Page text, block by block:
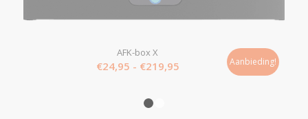
AFK-box X
€24,95 - €219,95Prijsklasse:Aanbieding!